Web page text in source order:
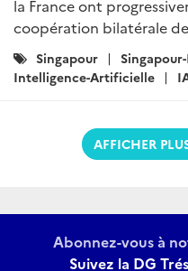
la France ont
coopération bilatérale
Catégories
:
Singapour
Intelligence-Artificielle
AFFICHER
Abonnez-vous à
Suivez la DG